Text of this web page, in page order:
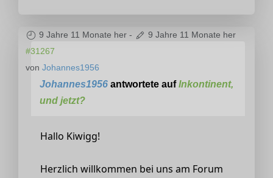
9 Jahre 11 Monate her -
9 Jahre 11 Monate her
#31267
von Johannes1956
Johannes1956 antwortete aufInkontinent,
und jetzt?
Hallo Kiwigg!
Herzlich willkommen bei uns am Forum